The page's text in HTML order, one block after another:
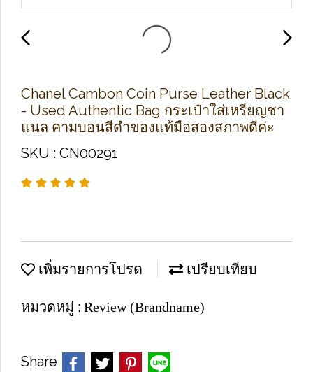
Chanel Cambon Coin Purse Leather Black
- Used Authentic Bag กระเป๋าใส่เหรียญชา
แนล คามบอนสีดำของแท้มือสองสภาพดีค่ะ
SKU : CN00291
เพิ่มรายการโปรด เปรียบเทียบ
หมวดหมู่ : Review (Brandname)
Share